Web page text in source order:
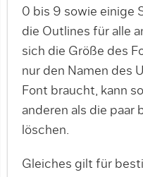
0 bis 9 sowie einige
die Outlines für alle
sich die Größe des
nur den Namen des
Font braucht, kann
anderen als die paar
löschen.
Gleiches gilt für